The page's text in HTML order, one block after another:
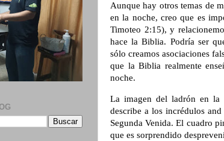
Aunque hay otros temas de
en la noche, creo que es
Timoteo 2:15), y
hace la Biblia. Podría ser
sólo creamos asociaciones
que la Biblia realmente
noche.
La imagen del ladrón en la
describe a los incrédulos
Segunda Venida. El cuadro
que es sorprendido